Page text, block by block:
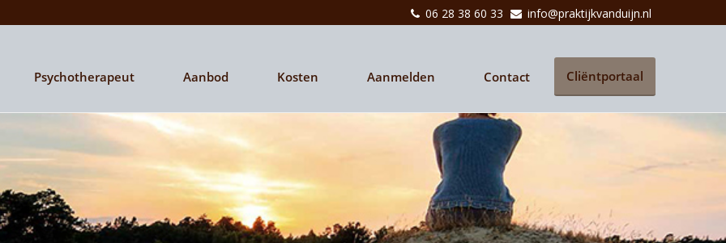
06 28 38 60 33 info@praktijkvanduijn.nl
Psychotherapeut Aanbod Kosten Aanmelden Contact Cliëntportaal